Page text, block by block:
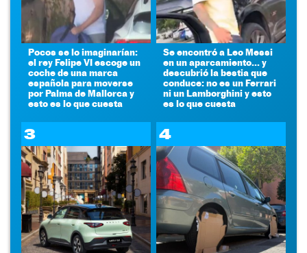
Pocos se lo imaginarían:
el rey Felipe VI escoge un
coche de una marca
española para moverse
por Palma de Mallorca y
esto es lo que cuesta
Se encontró a Leo Messi
en un aparcamiento... y
descubrió la bestia que
conduce: no es un Ferrari
ni un Lamborghini y esto
es lo que cuesta
3 4